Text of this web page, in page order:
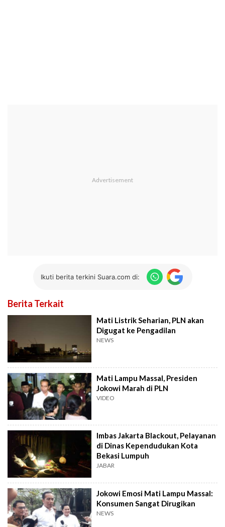
Ikuti berita terkini Suara.com di:
Berita Terkait
Mati Listrik Seharian, PLN akan
Digugat ke Pengadilan
NEWS
Mati Lampu Massal, Presiden
Jokowi Marah di PLN
VIDEO
Imbas Jakarta Blackout, Pelayanan
di Dinas Kependudukan Kota
Bekasi Lumpuh
JABAR
Jokowi Emosi Mati Lampu Massal:
Konsumen Sangat Dirugikan
NEWS